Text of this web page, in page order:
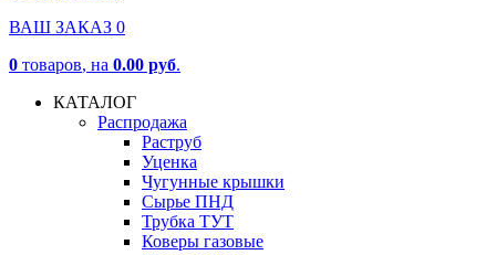
ВАШ ЗАКАЗ 0
0 товаров, на 0.00 руб.
КАТАЛОГ
Распродажа
Раструб
Уценка
Чугунные крышки
Сырье ПНД
Трубка ТУТ
Коверы газовые